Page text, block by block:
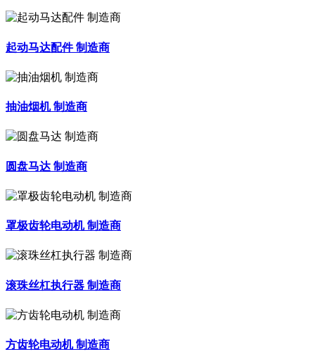
起动马达配件 制造商
抽油烟机 制造商
圆盘马达 制造商
罩极齿轮电动机 制造商
滚珠丝杠执行器 制造商
方齿轮电动机 制造商